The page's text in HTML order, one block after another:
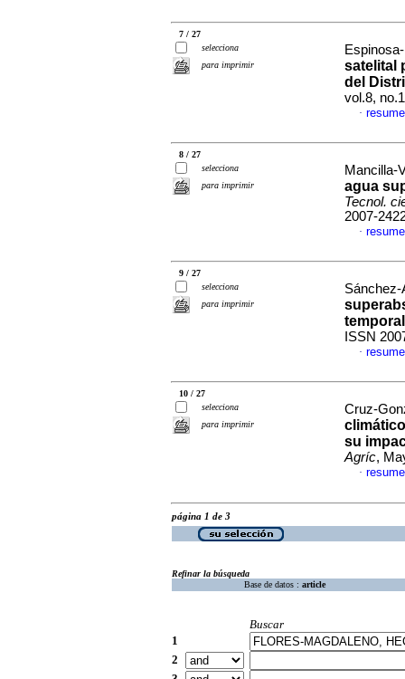
7 / 27
selecciona
para imprimir
satelital
del
vol.8,
·
8 / 27
selecciona
para imprimir
Mancilla-
agua
Tecnol.
2007-
·
9 / 27
selecciona
para imprimir
temporal
ISSN
·
10 / 27
selecciona
para imprimir
Cruz-
su
Agríc,
·
página 1 de 3
Refinar la búsqueda
Base de datos : article
Buscar
1
2